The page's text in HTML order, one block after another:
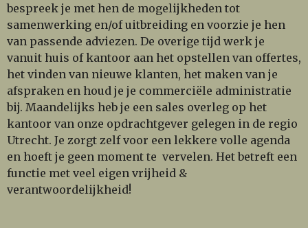
bespreek je met hen de mogelijkheden tot
samenwerking en/of uitbreiding en voorzie je hen
van passende adviezen. De overige tijd werk je
vanuit huis of kantoor aan het opstellen van offertes,
het vinden van nieuwe klanten, het maken van je
afspraken en houd je je commerciële administratie
bij. Maandelijks heb je een sales overleg op het
kantoor van onze opdrachtgever gelegen in de regio
Utrecht. Je zorgt zelf voor een lekkere volle agenda
en hoeft je geen moment te vervelen. Het betreft een
functie met veel eigen vrijheid &
verantwoordelijkheid!